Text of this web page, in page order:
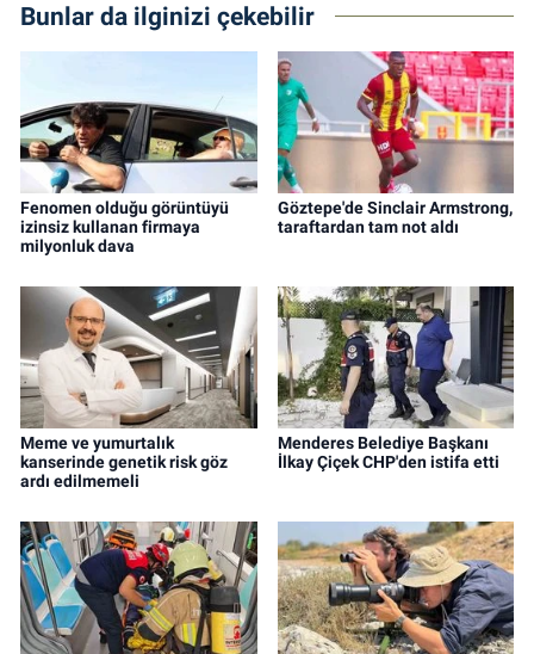
Bunlar da ilginizi çekebilir
Fenomen olduğu görüntüyü
izinsiz kullanan firmaya
milyonluk dava
Göztepe'de Sinclair Armstrong,
taraftardan tam not aldı
Meme ve yumurtalık
kanserinde genetik risk göz
ardı edilmemeli
Menderes Belediye Başkanı
İlkay Çiçek CHP'den istifa etti